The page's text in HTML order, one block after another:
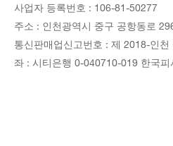
사업자 등록번호 : 106-81-50277
주소 : 인천광역시 중구 공항동로
통신판매업신고번호 : 제 2018-인
좌 : 시티은행 0-040710-019 한국피